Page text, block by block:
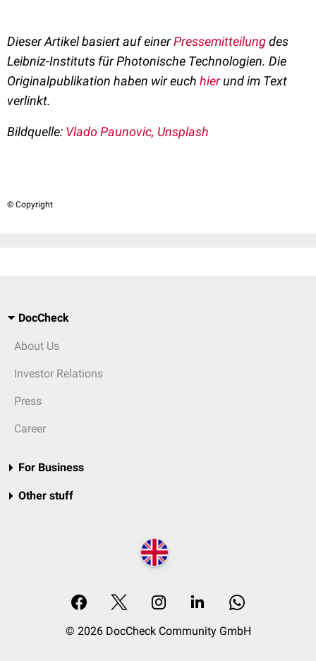
Dieser Artikel basiert auf einerPressemitteilungdes
Leibniz-Instituts für Photonische Technologien. Die
Originalpublikation haben wir euch hierund im Text
verlinkt.
Bildquelle: Vlado Paunovic, Unsplash
© Copyright
DocCheck
About Us
Investor Relations
Press
Career
For Business
Other stuff
© 2026 DocCheck Community GmbH